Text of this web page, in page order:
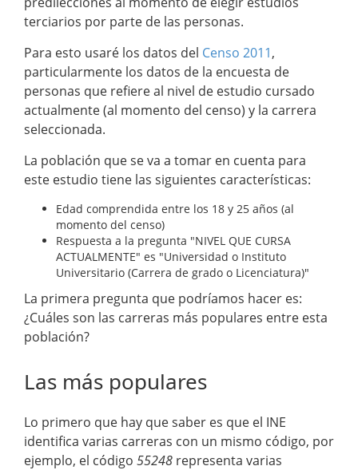
terciarios por parte de las personas.
Para esto usaré los datos del Censo 2011,
particularmente los datos de la encuesta de
personas que refiere al nivel de estudio cursado
actualmente (al momento del censo) y la carrera
seleccionada.
La población que se va a tomar en cuenta para
este estudio tiene las siguientes características:
Edad comprendida entre los 18 y 25 años (al
momento del censo)
Respuesta a la pregunta "NIVEL QUE CURSA
ACTUALMENTE" es "Universidad o Instituto
Universitario (Carrera de grado o Licenciatura)"
La primera pregunta que podríamos hacer es:
¿Cuáles son las carreras más populares entre esta
población?
Las más populares
Lo primero que hay que saber es que el INE
identifica varias carreras con un mismo código, por
ejemplo, el código 55248 representa varias